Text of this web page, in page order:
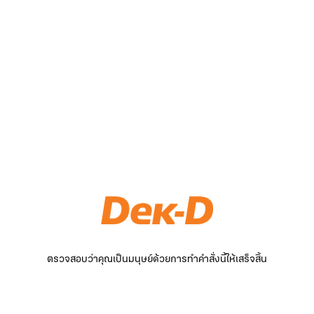
ตรวจสอบว่าคุณเป็นมนุษย์ด้วยการทำคำสั่งนี้ให้เสร็จสิ้น